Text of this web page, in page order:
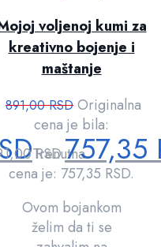
Trenutna
voljenoj kumi za
kreativno bojenje i
maštanje
891,00RSD Originalna
cena je bila:
RSD.757,35
cena je: 757,35 RSD.
Ovom bojankom
želim da ti se